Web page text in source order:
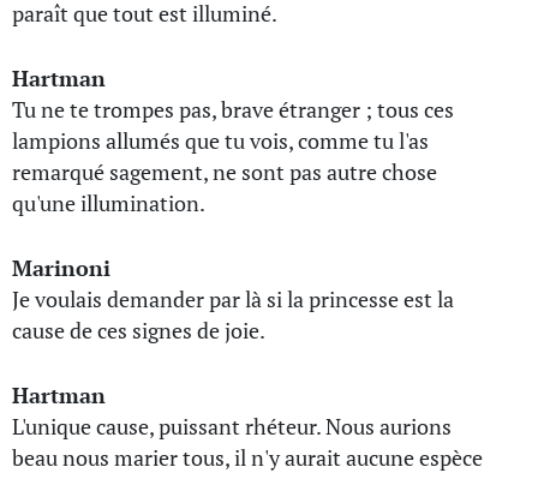
paraît que tout est illuminé.
Hartman
Tu ne te trompes pas, brave étranger ; tous ces
lampions allumés que tu vois, comme tu l'as
remarqué sagement, ne sont pas autre chose
qu'une illumination.
Marinoni
Je voulais demander par là si la princesse est la
cause de ces signes de joie.
Hartman
L'unique cause, puissant rhéteur. Nous aurions
beau nous marier tous, il n'y aurait aucune espèce